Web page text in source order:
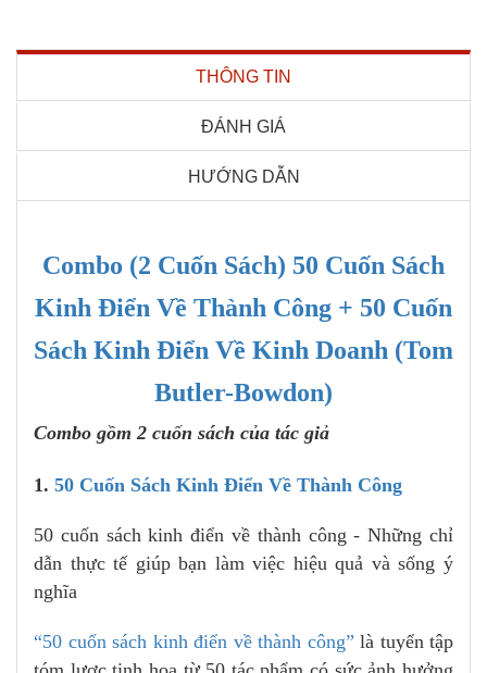
THÔNG TIN
ĐÁNH GIÁ
HƯỚNG DẪN
Combo (2 Cuốn Sách) 50 Cuốn Sách
Kinh Điển Về Thành Công + 50 Cuốn
Sách Kinh Điển Về Kinh Doanh (Tom
Butler-Bowdon)
Combo gồm 2 cuốn sách của tác giả
1. 50 Cuốn Sách Kinh Điển Về Thành Công
50 cuốn sách kinh điển về thành công - Những chỉ
dẫn thực tế giúp bạn làm việc hiệu quả và sống ý
nghĩa
“50 cuốn sách kinh điển về thành công” là tuyển tập